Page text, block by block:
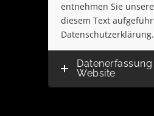
entnehmen Sie
diesem Text
Datenschutzerklärung.
Website